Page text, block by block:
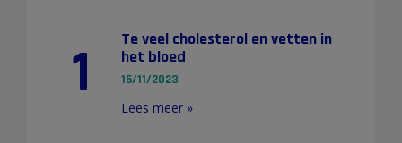
1
Te veel cholesterol en vetten in
het bloed
15/11/2023
Lees meer »